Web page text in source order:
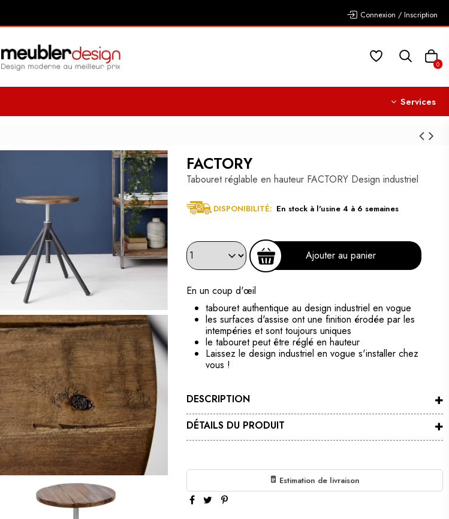
Connexion / Inscription
0
Services
FACTORY
Tabouret réglable en hauteur FACTORY Design industriel
DISPONIBILITÉ: En stock à l'usine 4 à 6 semaines
Ajouter au panier
En un coup d'œil
tabouret authentique au design industriel en vogue
les surfaces d'assise ont une finition érodée par les
intempéries et sont toujours uniques
le tabouret peut être réglé en hauteur
Laissez le design industriel en vogue s'installer chez
vous !
DESCRIPTION
DÉTAILS DU PRODUIT
Estimation de livraison